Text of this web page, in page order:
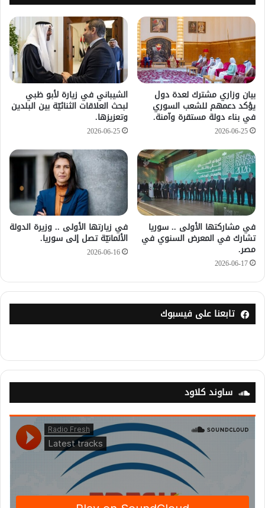
بيان وزاري مشترك لعدة دول
يؤكد دعمهم للشعب السوري
في بناء دولة مستقرة وآمنة.
2026-06-25
الشيباني في زيارة لأبو ظبي
لبحث العلاقات الثنائيّة بين البلدين
وتعزيزها.
2026-06-25
في مشاركتها الأولى .. سوريا
تشارك في المعرض السنوي في
مصر.
2026-06-17
في زيارتها الأولى .. وزيرة الدولة
الألمانيّة تصل إلى سوريا.
2026-06-16
تابعنا على فيسبوك
ساوند كلاود